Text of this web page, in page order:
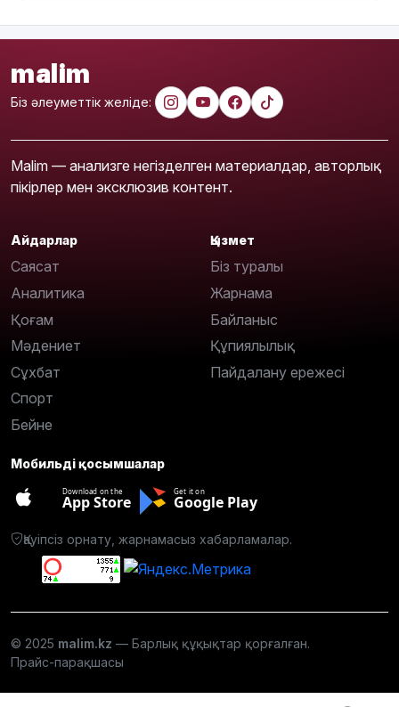
malim
Біз әлеуметтік желіде:
Malim — анализге негізделген материалдар, авторлық
пікірлер мен эксклюзив контент.
Айдарлар
Саясат
Аналитика
Қоғам
Мәдениет
Сұхбат
Спорт
Бейне
Қызмет
Біз туралы
Жарнама
Байланыс
Құпиялылық
Пайдалану ережесі
Мобильді қосымшалар
Download on the
App Store
Get it on
Google Play
Қауіпсіз орнату, жарнамасыз хабарламалар.
© 2025 malim.kz — Барлық құқықтар қорғалған.
Прайс-парақшасы